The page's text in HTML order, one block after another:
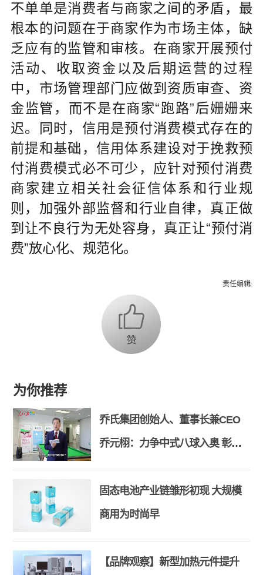
不单单是消费者与商家之间的矛盾，最
根本的问题在于商家作为市场主体，缺
乏应有的监管和审核。在商家开展预付
活动、收取资金以及后期运营的过程
中，市场管理部门应做到资质审查、资
金监管，而不是在商家“跑路”后姗姗来
迟。同时，信用是预付消费模式存在的
前提和基础，信用体系建设对于挽救预
付消费模式必不可少，应针对预付消费
商家建立相关社会征信体系和行业规
则，加强外部监督和行业自律，真正做
到让不良行为无处容身，真正让“预付消
费”放心化、规范化。
责任编辑:
为你推荐
乔氏集团创始人、董事长兼CEO
乔元栩：力争中式八球入奥 彰显
和合共生精神
固态电池产业链雏形初现 大规模
商用为时尚早
【品牌观察】新型加热元件提升